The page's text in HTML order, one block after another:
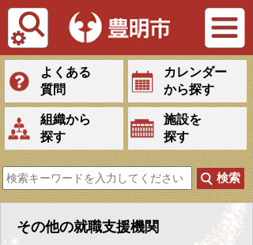
Tiếng Việt
よくある
質問
カレンダー
から探す
組織から
探す
施設を
探す
その他の就職支援機関